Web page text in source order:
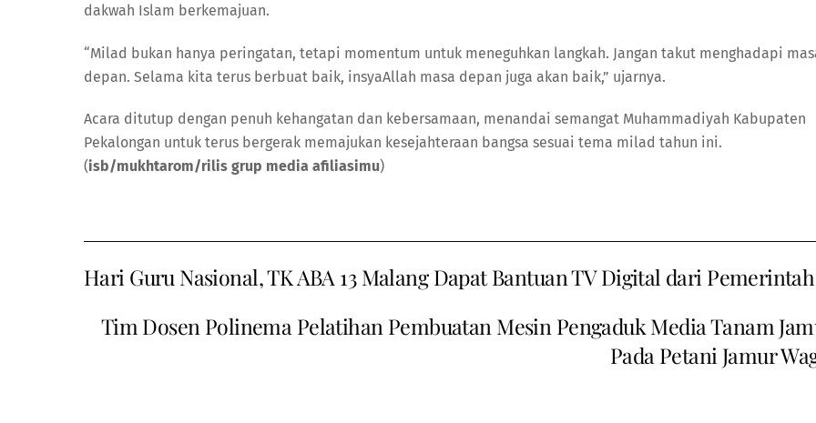
dakwah Islam berkemajuan.
“Milad bukan hanya peringatan, tetapi momentum untuk meneguhkan langkah. Jangan takut menghadapi
depan. Selama kita terus berbuat baik, insyaAllah masa depan juga akan baik,” ujarnya.
Acara ditutup dengan penuh kehangatan dan kebersamaan, menandai semangat Muhammadiyah Kabupaten
Pekalongan untuk terus bergerak memajukan kesejahteraan bangsa sesuai tema milad tahun ini.
(isb/mukhtarom/rilis grup media afiliasimu)
Hari Guru Nasional, TK ABA 13 Malang Dapat Bantuan TV Digital dari Pemerintah
Tim Dosen Polinema Pelatihan Pembuatan Mesin Pengaduk Media Tanam
Pada Petani Jamur